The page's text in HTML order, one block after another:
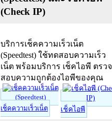
(Check IP)
บริการเช็คความเร็วเน็ต
(Speedtest) ใช้ทดสอบความเร็ว
เน็ต พร้อมบริการ เช็คไอพี ตรวจ
สอบความถูกต้องไอพีของคุณ
เช็คความเร็วเน็ต เช็คไอพี